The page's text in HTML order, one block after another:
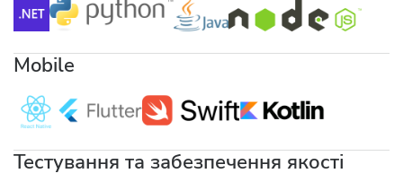
Mobile
Тестування та забезпечення якості